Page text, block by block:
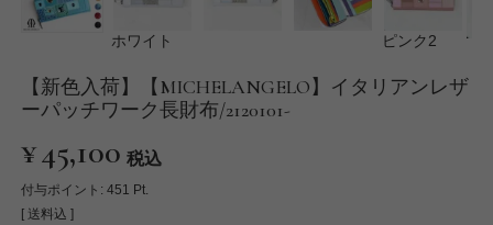
ホワイト ピンク2
【新色入荷】【MICHELANGELO】イタリアンレザ
ーパッチワーク長財布/2120101-
¥45,100 税込
付与ポイント: 451 Pt.
送料込